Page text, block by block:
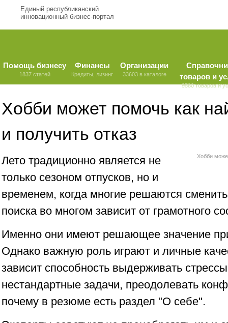
Единый республиканский
инновационный бизнес-портал
Помощь бизнесу
1837 статей
Финансы
Кредиты, лизинг
Организации
33603 в каталоге
товаров и
9580 товаров и
Хобби может помочь как
и получить отказ
Хобби
Лето традиционно является не
только сезоном отпусков, но и
временем, когда многие решаются
поиска во многом зависит от грамотного
Именно они имеют решающее значение
Однако важную роль играют и личные
зависит способность выдерживать
нестандартные задачи, преодолевать
почему в резюме есть раздел "О себе".